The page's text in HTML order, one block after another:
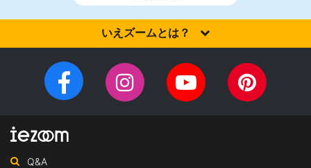
いえズームとは？
住宅会社を選びませんか？iezoom（いえズーム）は（株）北海道
住宅新聞社が、日頃の住宅業界への取材を元に、優れたハウスメ
ーカー・工務店を紹介するサイトです。
Facebook
ー
ジ
InstagramYouTube
チ
Q&A